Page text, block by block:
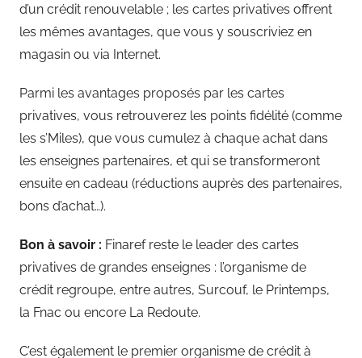
d’un crédit renouvelable ; les cartes privatives offrent
les mêmes avantages, que vous y souscriviez en
magasin ou via Internet.
Parmi les avantages proposés par les cartes
privatives, vous retrouverez les points fidélité (comme
les s’Miles), que vous cumulez à chaque achat dans
les enseignes partenaires, et qui se transformeront
ensuite en cadeau (réductions auprès des partenaires,
bons d’achat…).
Bon à savoir : Finaref reste le leader des cartes
privatives de grandes enseignes : l’organisme de
crédit regroupe, entre autres, Surcouf, le Printemps,
la Fnac ou encore La Redoute.
C’est également le premier organisme de crédit à